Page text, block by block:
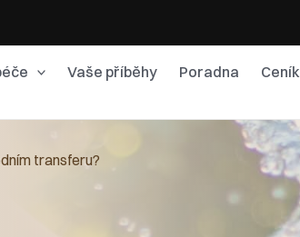
Vaše příběhy Poradna
Ceník
transferu?